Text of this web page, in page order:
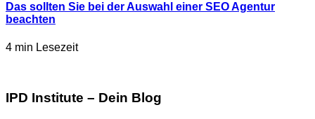
Das sollten Sie bei der Auswahl einer SEO Agentur
beachten
4 min Lesezeit
IPD Institute – Dein Blog